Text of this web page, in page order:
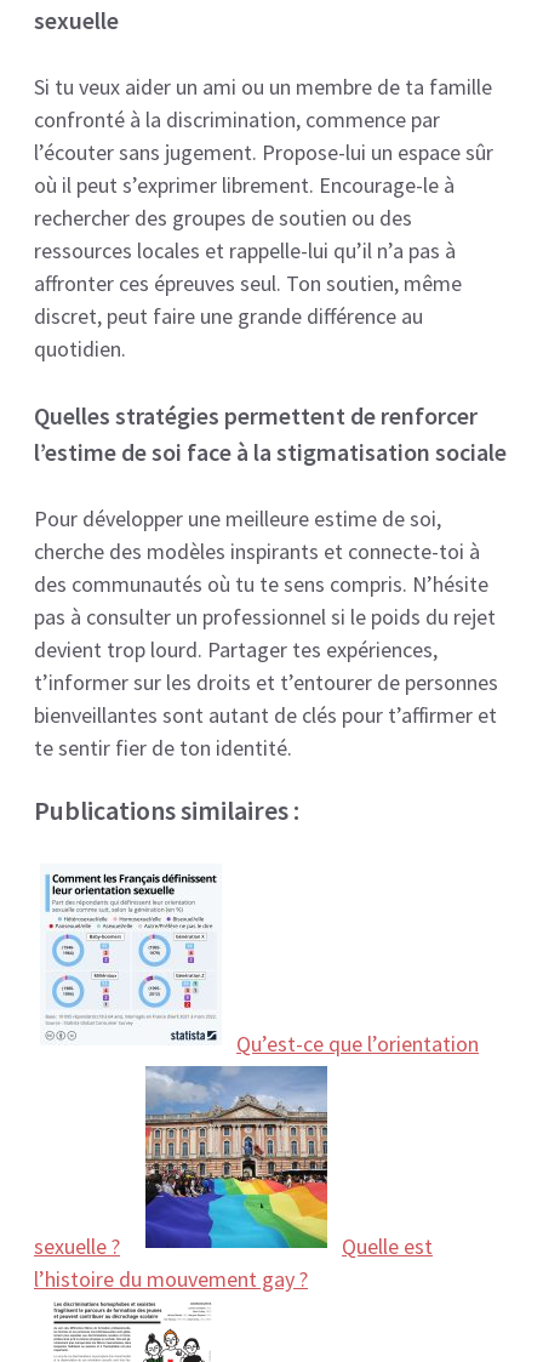
sexuelle
Si tu veux aider un ami ou un membre de ta famille
confronté à la discrimination, commence par
l’écouter sans jugement. Propose-lui un espace sûr
où il peut s’exprimer librement. Encourage-le à
rechercher des groupes de soutien ou des
ressources locales et rappelle-lui qu’il n’a pas à
affronter ces épreuves seul. Ton soutien, même
discret, peut faire une grande différence au
quotidien.
Quelles stratégies permettent de renforcer
l’estime de soi face à la stigmatisation sociale
Pour développer une meilleure estime de soi,
cherche des modèles inspirants et connecte-toi à
des communautés où tu te sens compris. N’hésite
pas à consulter un professionnel si le poids du rejet
devient trop lourd. Partager tes expériences,
t’informer sur les droits et t’entourer de personnes
bienveillantes sont autant de clés pour t’affirmer et
te sentir fier de ton identité.
Publications similaires :
Qu’est-ce que l’orientation
sexuelle ?
Quelle est
l’histoire du mouvement gay ?